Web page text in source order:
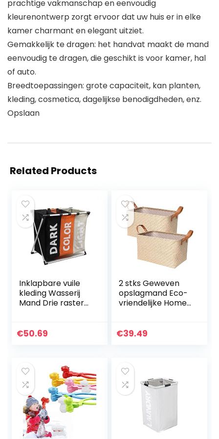
prachtige vakmanschap en eenvoudig
kleurenontwerp zorgt ervoor dat uw huis er in elke
kamer charmant en elegant uitziet.
Gemakkelijk te dragen: het handvat maakt de mand
eenvoudig te dragen, die geschikt is voor kamer, hal
of auto.
Breedtoepassingen: grote capaciteit, kan planten,
kleding, cosmetica, dagelijkse benodigdheden, enz.
Opslaan
Related Products
Inklapbare vuile
kleding Wasserij
Mand Drie raster
Organizer
€50.69
2 stks Geweven
opslagmand Eco-
vriendelijke Home
Organizer Box
€39.49